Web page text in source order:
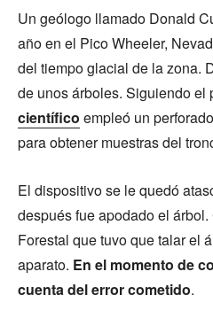
Un geólogo llamado Donald
año en el Pico Wheeler,
del tiempo glacial de la zona.
de unos árboles. Siguiendo el
científico empleó un
para obtener muestras del
El dispositivo se le quedó
después fue apodado el
Forestal que tuvo que talar el
aparato. En el momento de
cuenta del error cometido.